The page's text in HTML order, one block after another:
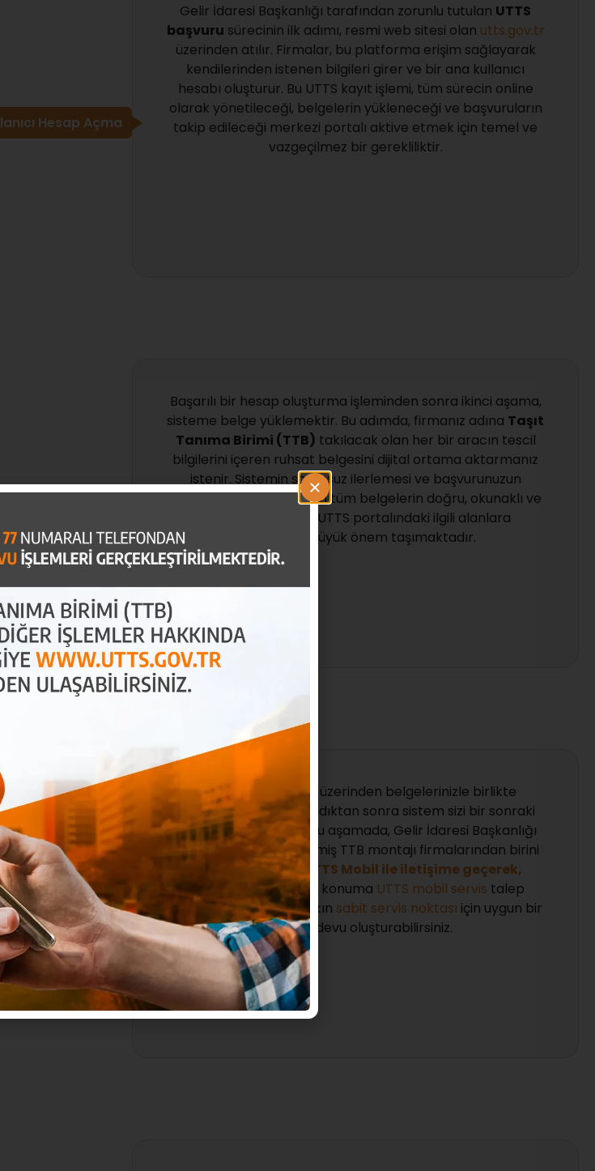
Hesap Açma
Gelir İdaresi Başkanlığı tarafından zorunlu tutulan UTTS
başvuru sürecinin ilk adımı, resmi web sitesi olan utts.gov.tr
üzerinden atılır. Firmalar, bu platforma erişim sağlayarak
kendilerinden istenen bilgileri girer ve bir ana kullanıcı
hesabı oluşturur. Bu UTTS kayıt işlemi, tüm sürecin online
olarak yönetileceği, belgelerin yükleneceği ve başvuruların
takip edileceği merkezi portalı aktive etmek için temel ve
vazgeçilmez bir gerekliliktir.
Başarılı bir hesap oluşturma işleminden sonra ikinci aşama,
sisteme belge yüklemektir. Bu adımda, firmanız adına Taşıt
Tanıma Birimi (TTB) takılacak olan her bir aracın tescil
bilgilerini içeren ruhsat belgesini dijital ortama aktarmanız
istenir. Sistemin sorunsuz ilerlemesi ve başvurunuzun
onaylanması için, istenen tüm belgelerin doğru, okunaklı ve
eksiksiz bir şekilde UTTS portalındaki ilgili alanlara
yüklenmesi büyük önem taşımaktadır.
Sonrası
Online UTTS portalı üzerinden belgelerinizle birlikte
başvurunuzu tamamladıktan sonra sistem sizi bir sonraki
aşamaya yönlendirir. Bu aşamada, Gelir İdaresi Başkanlığı
tarafından yetkilendirilmiş TTB montajı firmalarından birini
seçmeniz gerekir. UTTS Mobil ile iletişime geçerek,
aracınızın bulunduğu konuma UTTS mobil servis talep
edebilir veya size en yakın sabit servis noktası için uygun bir
güne randevu oluşturabilirsiniz.